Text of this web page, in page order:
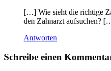
[…] Wie sieht die richtige
den Zahnarzt aufsuchen?
Antworten
Schreibe einen